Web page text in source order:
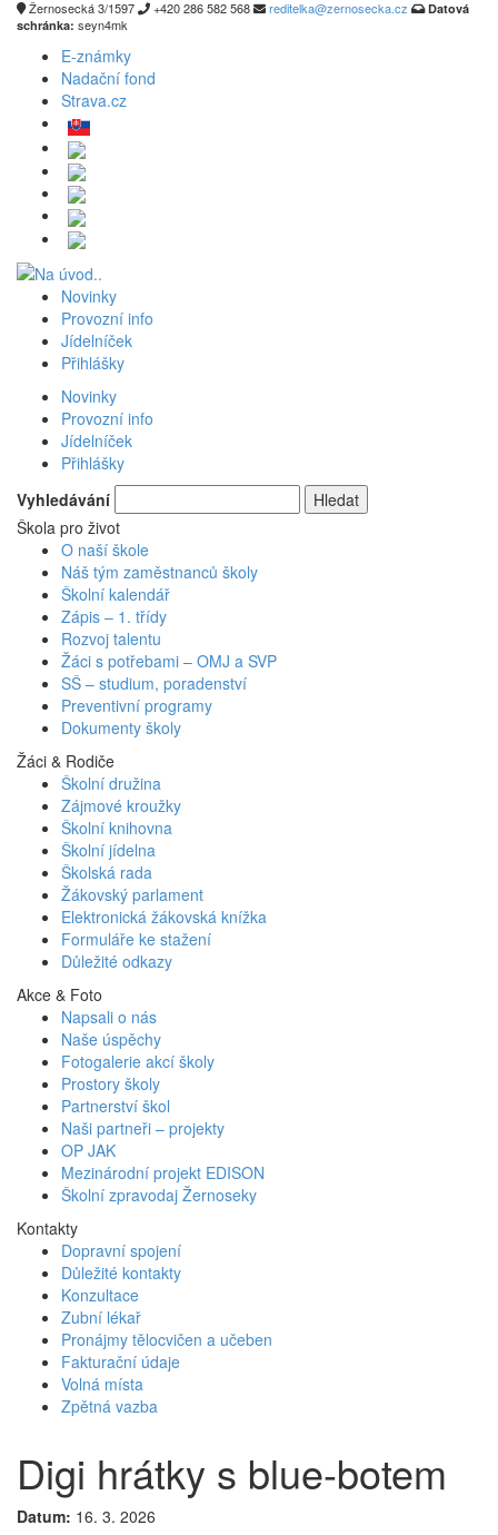
Žernosecká 3/1597 +420 286 582 568 reditelka@zernosecka.cz
Datová
schránka: seyn4mk
E-známky
Nadační fond
Strava.cz
Novinky
Provozní info
Jídelníček
Přihlášky
Novinky
Provozní info
Jídelníček
Přihlášky
Vyhledávání
Škola pro život
O naší škole
Náš tým zaměstnanců školy
Školní kalendář
Zápis – 1. třídy
Rozvoj talentu
Žáci s potřebami – OMJ a SVP
SŠ – studium, poradenství
Preventivní programy
Dokumenty školy
Žáci & Rodiče
Školní družina
Zájmové kroužky
Školní knihovna
Školní jídelna
Školská rada
Žákovský parlament
Elektronická žákovská knížka
Formuláře ke stažení
Důležité odkazy
Akce & Foto
Napsali o nás
Naše úspěchy
Fotogalerie akcí školy
Prostory školy
Partnerství škol
Naši partneři – projekty
OP JAK
Mezinárodní projekt EDISON
Školní zpravodaj Žernoseky
Kontakty
Dopravní spojení
Důležité kontakty
Konzultace
Zubní lékař
Pronájmy tělocvičen a učeben
Fakturační údaje
Volná místa
Zpětná vazba
Digi hrátky s blue-botem
Datum: 16. 3. 2026